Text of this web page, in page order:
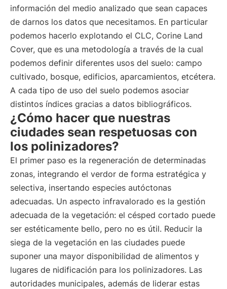
información del medio analizado que sean capaces
de darnos los datos que necesitamos. En particular
podemos hacerlo explotando el CLC, Corine Land
Cover, que es una metodología a través de la cual
podemos definir diferentes usos del suelo: campo
cultivado, bosque, edificios, aparcamientos, etcétera.
A cada tipo de uso del suelo podemos asociar
distintos índices gracias a datos bibliográficos.
¿Cómo hacer que nuestras
ciudades sean respetuosas con
los polinizadores?
El primer paso es la regeneración de determinadas
zonas, integrando el verdor de forma estratégica y
selectiva, insertando especies autóctonas
adecuadas. Un aspecto infravalorado es la gestión
adecuada de la vegetación: el césped cortado puede
ser estéticamente bello, pero no es útil. Reducir la
siega de la vegetación en las ciudades puede
suponer una mayor disponibilidad de alimentos y
lugares de nidificación para los polinizadores. Las
autoridades municipales, además de liderar estas